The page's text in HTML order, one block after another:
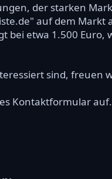
der starken
auf dem Markt
bei etwa 1.500 Euro,
sind, freuen
Kontaktformular auf.